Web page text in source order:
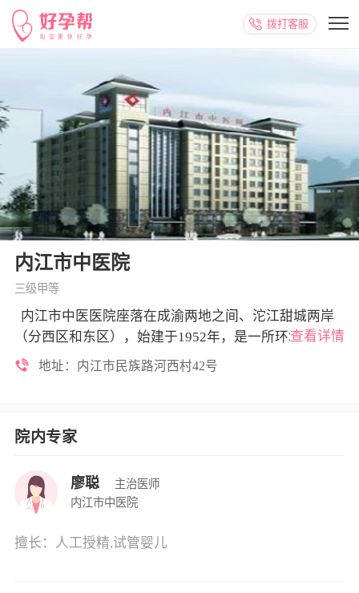
拨打客服
内江市中医院
三级甲等
  内江市中医医院座落在成渝两地之间、沱江甜城两岸
（分西区和东区），始建于1952年，是一所环境优美、
功能健全、特色浓厚、设备先进、医德医风好的全国市
查看详情
地址：内江市民族路河西村42号
院内专家
廖聪
主治医师
内江市中医院
擅长：人工授精,试管婴儿